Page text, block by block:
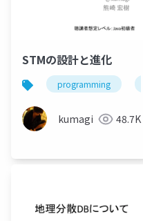
STMの設計と進化
programming
kumagi 48.7K